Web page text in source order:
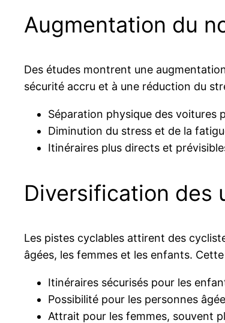
Augmentation du
Des études montrent une
sécurité accru et à une réduction du
Séparation physique des voitures
Diminution du stress et de la
Itinéraires plus directs et
Diversification des
Les pistes cyclables attirent des
âgées, les femmes et les enfants.
Itinéraires sécurisés pour les
Possibilité pour les personnes
Attrait pour les femmes, souvent